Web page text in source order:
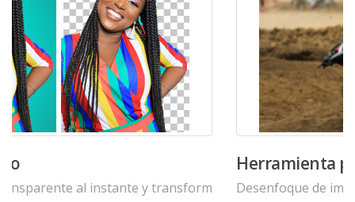
Herramienta para desenfocar fotos
Desenfoque de imagen en línea de forma gratuita.